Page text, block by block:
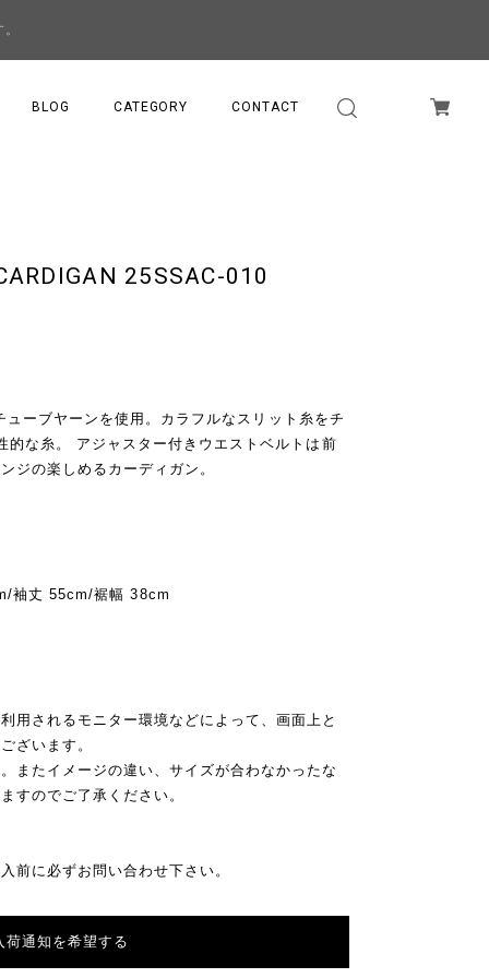
BLOG CATEGORY CONTACT
25SSAC-010
ーブヤーンを使用。カラフルなスリット糸をチ
的な糸。 アジャスター付きウエストベルトは前
ジの楽しめるカーディガン。
袖丈 55cm/裾幅 38cm
用されるモニター環境などによって、画面上と
ざいます。
またイメージの違い、サイズが合わなかったな
すのでご了承ください。
前に必ずお問い合わせ下さい。
荷通知を希望する